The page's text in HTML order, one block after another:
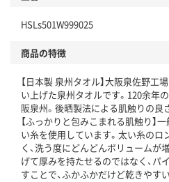
HSLs501W999025
商品の特徴
【日本製 泉州タオル】大阪泉佐野工
い上げた泉州タオルです。120余年
阪泉州。後晒製法による肌触りの良
【ふっかりと包みこまれる肌触り】
い糸を使用しています。太い糸の
く、洗う度にどんどんボリュームが
げて厚みを持たせるのではなく、パ
すことで、ふかふかだけど乾きやす